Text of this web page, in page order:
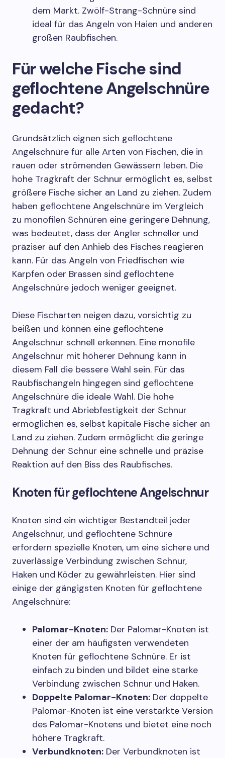
dem Markt. Zwölf-Strang-Schnüre sind
ideal für das Angeln von Haien und anderen
großen Raubfischen.
Für welche Fische sind
geflochtene Angelschnüre
gedacht?
Grundsätzlich eignen sich geflochtene
Angelschnüre für alle Arten von Fischen, die in
rauen oder strömenden Gewässern leben. Die
hohe Tragkraft der Schnur ermöglicht es, selbst
größere Fische sicher an Land zu ziehen. Zudem
haben geflochtene Angelschnüre im Vergleich
zu monofilen Schnüren eine geringere Dehnung,
was bedeutet, dass der Angler schneller und
präziser auf den Anhieb des Fisches reagieren
kann. Für das Angeln von Friedfischen wie
Karpfen oder Brassen sind geflochtene
Angelschnüre jedoch weniger geeignet.
Diese Fischarten neigen dazu, vorsichtig zu
beißen und können eine geflochtene
Angelschnur schnell erkennen. Eine monofile
Angelschnur mit höherer Dehnung kann in
diesem Fall die bessere Wahl sein. Für das
Raubfischangeln hingegen sind geflochtene
Angelschnüre die ideale Wahl. Die hohe
Tragkraft und Abriebfestigkeit der Schnur
ermöglichen es, selbst kapitale Fische sicher an
Land zu ziehen. Zudem ermöglicht die geringe
Dehnung der Schnur eine schnelle und präzise
Reaktion auf den Biss des Raubfisches.
Knoten für geflochtene Angelschnur
Knoten sind ein wichtiger Bestandteil jeder
Angelschnur, und geflochtene Schnüre
erfordern spezielle Knoten, um eine sichere und
zuverlässige Verbindung zwischen Schnur,
Haken und Köder zu gewährleisten. Hier sind
einige der gängigsten Knoten für geflochtene
Angelschnüre:
Palomar-Knoten: Der Palomar-Knoten ist
einer der am häufigsten verwendeten
Knoten für geflochtene Schnüre. Er ist
einfach zu binden und bildet eine starke
Verbindung zwischen Schnur und Haken.
Doppelte Palomar-Knoten: Der doppelte
Palomar-Knoten ist eine verstärkte Version
des Palomar-Knotens und bietet eine noch
höhere Tragkraft.
Verbundknoten: Der Verbundknoten ist